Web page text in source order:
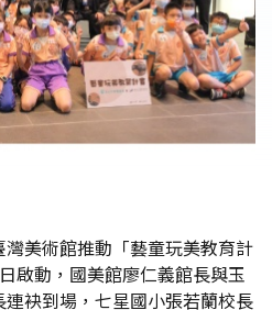
美術館推動「藝童玩美教育計
啟動，國美館廖仁義館長與玉
袂到場，七星國小張若蘭校長